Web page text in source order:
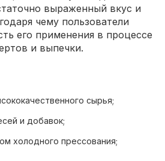
выраженный вкус и
чему пользователи
его применения в процессе
и выпечки.
сырья;
и добавок;
холодного прессования;